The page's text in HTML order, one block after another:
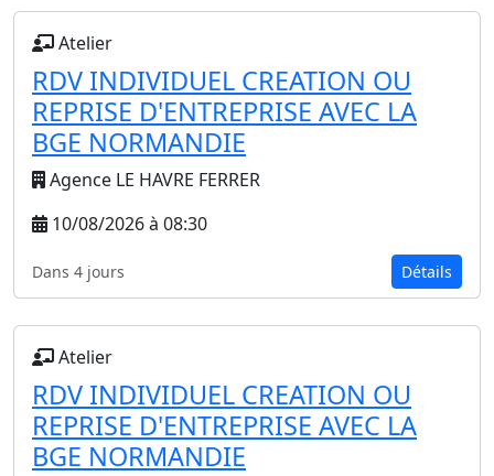
Atelier
RDV INDIVIDUEL CREATION OU
REPRISE D'ENTREPRISE AVEC LA
BGE NORMANDIE
Agence LE HAVRE FERRER
10/08/2026 à 08:30
Dans 4 jours Détails
Atelier
RDV INDIVIDUEL CREATION OU
REPRISE D'ENTREPRISE AVEC LA
BGE NORMANDIE